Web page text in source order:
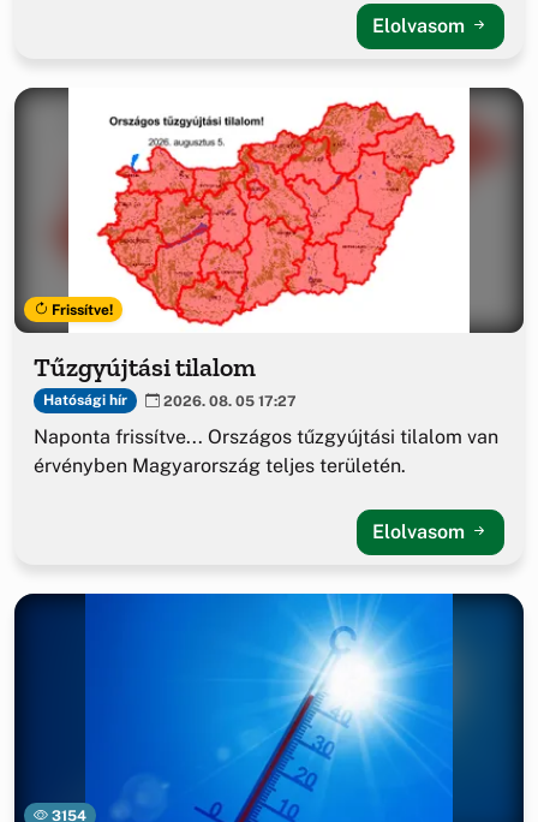
Elolvasom
Frissítve!
Tűzgyújtási tilalom
Hatósági hír 2026. 08. 05 17:27
Naponta frissítve... Országos tűzgyújtási tilalom van
érvényben Magyarország teljes területén.
Elolvasom
3154